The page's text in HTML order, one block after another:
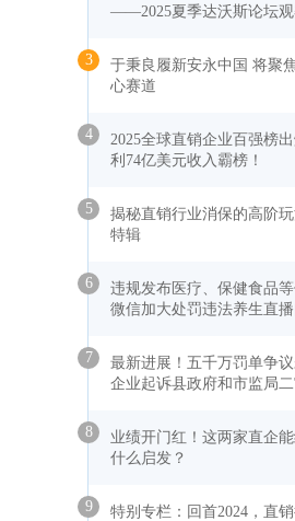
——2025夏季达沃斯论坛观
3
于秉良履新安永中国 将聚
心赛道
4
2025全球直销企业百强榜
利74亿美元收入霸榜！
5
揭秘直销行业消保的高阶
特辑
6
违规发布医疗、保健食品等
微信加大处罚违法养生直
7
最新进展！五千万罚单争议
企业起诉县政府和市监局
8
业绩开门红！这两家直企
什么启发？
9
特别专栏：回首2024，直